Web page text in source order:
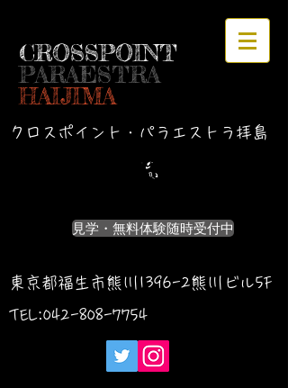
CROSSPOINT
PARAESTRA
HAIJIMA
クロスポイント・パラエストラ拝島
見学・無料体験随時受付中
東京都福生市熊川1396-2熊川ビル5F
TEL:042-808-7754